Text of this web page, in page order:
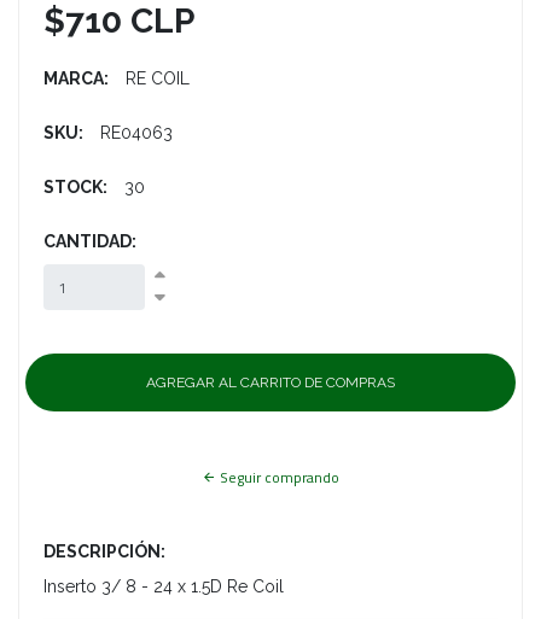
$710 CLP
MARCA: RE COIL
SKU: RE04063
STOCK: 30
CANTIDAD:
Seguir comprando
DESCRIPCIÓN:
Inserto 3/ 8 - 24 x 1.5D Re Coil